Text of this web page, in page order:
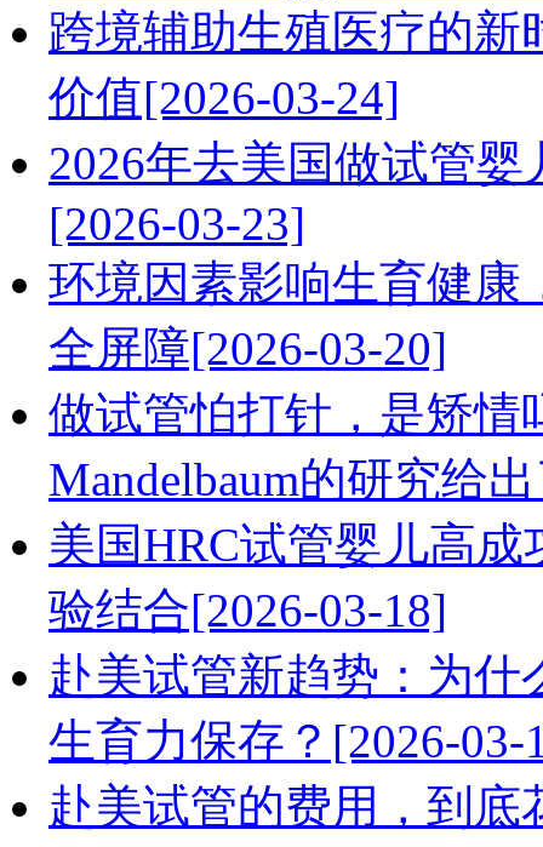
跨境辅助生殖医疗的
价值[2026-03-24]
2026年去美国做试管
[2026-03-23]
环境因素影响生育健康
全屏障[2026-03-20]
做试管怕打针，是矫情
Mandelbaum的研究给
美国HRC试管婴儿高
验结合[2026-03-18]
赴美试管新趋势：为什
生育力保存？[2026-03-
赴美试管的费用，到